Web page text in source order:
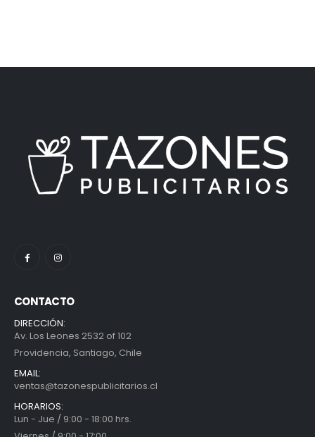
CONTACTO
DIRECCIÓN:
Av. Los Leones 2532 of 102
Providencia, Santiago, Chile
EMAIL:
ventas@tazonespublicitarios.cl
HORARIOS:
Lun - Jue / 9:00 - 18:00 hrs.